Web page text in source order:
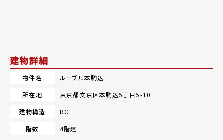
建物詳細
物件名
ルーブル本駒込
所在地
東京都文京区本駒込5丁目5-10
建物構造
RC
階数
4階建